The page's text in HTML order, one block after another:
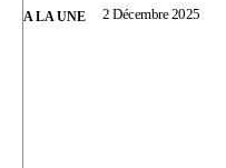
A LA UNE 2 Décembre 2025